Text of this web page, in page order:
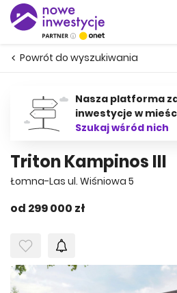
Powrót do wyszukiwania
Nasza platforma
inwestycje w
Szukaj wśród nich
Triton Kampinos III
Łomna-Las ul. Wiśniowa 5
od 299 000 zł